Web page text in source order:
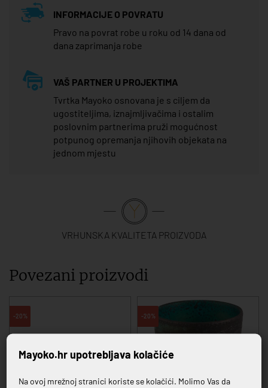
INFORMACIJE O POVRATU
Pravo na povrat robe u roku od 14 dana od
dana zaprimanja robe
VAŠ PARTNER U PROJEKTIMA
Tvrtka Mayoko osnovana je s ciljem da
ugostiteljima, iznajmljivačima i ostalim
poslovnim partnerima pruži mogućnost
potpunog opremanja njihovih objekata na
jednom mjestu
VRHUNSKA KVALITETA PROIZVODA
Povezani proizvodi
-20% -20%
Mayoko.hr upotrebljava kolačiće
Na ovoj mrežnoj stranici koriste se kolačići. Molimo Vas da